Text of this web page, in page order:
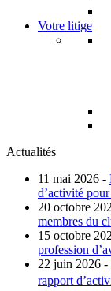
Votre litige
Actualités
11 mai 2026 -
d’activité
20 octobre
membres du
15 octobre
profession
22 juin 2026 -
rapport